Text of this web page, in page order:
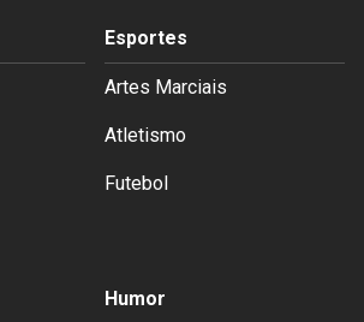
Esportes
Artes Marciais
Atletismo
Futebol
Humor